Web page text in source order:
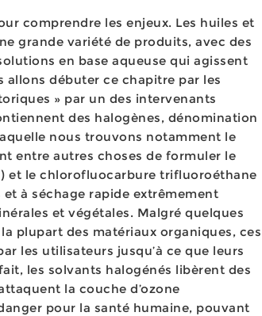
comprendre les enjeux. Les huiles et
grande variété de produits, avec des
en base aqueuse qui agissent
débuter ce chapitre par les
» par un des intervenants
des halogènes, dénomination
nous trouvons notamment le
entre autres choses de formuler le
et le chlorofluocarbure trifluoroéthane
et à séchage rapide extrêmement
et végétales. Malgré quelques
plupart des matériaux organiques, ces
les utilisateurs jusqu’à ce que leurs
les solvants halogénés libèrent des
la couche d’ozone
pour la santé humaine, pouvant